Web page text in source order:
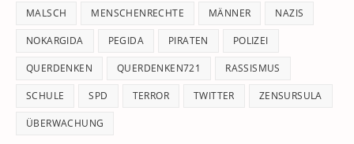
MALSCH MENSCHENRECHTE MÄNNER NAZIS
NOKARGIDA PEGIDA PIRATEN POLIZEI
QUERDENKEN QUERDENKEN721 RASSISMUS
SCHULE SPD TERROR TWITTER ZENSURSULA
ÜBERWACHUNG